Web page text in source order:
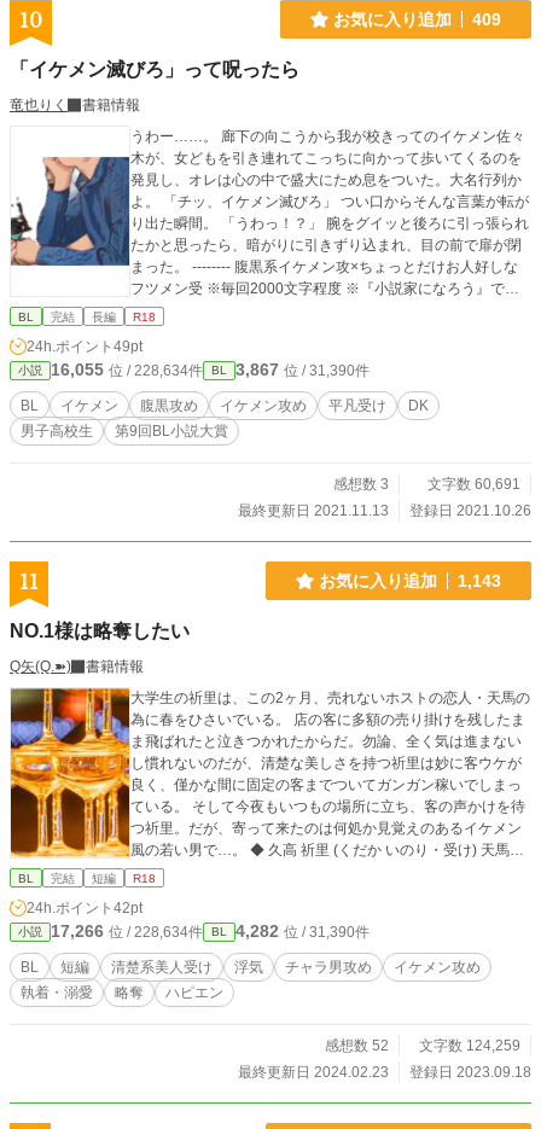
つも優しく香菜を励ますお姉さん的存在。 志村 速
人・・・・相田と同期の『wreath』営業。昔から香菜の事好
かなり嫌われている。 秋葉 大河・・・・『wreath』men's
本店の副店長。宮本を兄のように慕い香菜の事も本当の姉の
いたしますが、ネタバレになってしまう為ここまで♡ 最後ま
でどうぞよろしくお願いいたします。
10 お気に入り追加 409
「イケメン滅びろ」って呪ったら
竜也りく
書籍情報
うわー……。 廊下の向こうから我が校きってのイケメン佐々
木が、女どもを引き連れてこっちに向かって歩いてくるのを
発見し、オレは心の中で盛大にため息をついた。大名行列か
よ。 「チッ、イケメン滅びろ」 つい口からそんな言葉が転が
り出た瞬間。 「うわっ！？」 腕をグイッと後ろに引っ張られ
たかと思ったら、暗がりに引きずり込まれ、目の前で扉が閉
まった。 -------- 腹黒系イケメン攻×ちょっとだけお人好しな
フツメン受 ※毎回2000文字程度 ※『小説家になろう』でも
掲載しています
BL 完結 長編 R18
24h.ポイント 49pt
小説 16,055 位 / 228,634件 BL 3,867 位 / 31,390件
BL イケメン 腹黒攻め イケメン攻め 平凡受け
DK
男子高校生
第9回BL小説大賞
感想数 3
文字数 60,691
最終更新日 2021.11.13
登録日 2021.10.26
11 お気に入り追加 1,143
NO.1様は略奪したい
Q矢(Q.➽)
書籍情報
大学生の祈里は、この2ヶ月、売れないホストの恋人・天馬の
為に春をひさいでいる。 店の客に多額の売り掛けを残したま
ま飛ばれたと泣きつかれたからだ。勿論、全く気は進まない
し慣れないのだが、清楚な美しさを持つ祈里は妙に客ウケが
良く、僅かな間に固定の客までついてガンガン稼いでしまっ
ている。 そして今夜もいつもの場所に立ち、客の声かけを待
つ祈里。だが、寄って来たのは何処か見覚えのあるイケメン
風の若い男で…。 ◆ 久高 祈里 (くだか いのり・受け) 天馬の
為に嫌々頑張ってたけど最近限界。 ◆ 天馬 (祈里以外の視点
ないなら辞めたら良いのに。 ◆ 三須 麗都 (みす れいと・攻
め) 天馬の勤務するホストクラブのNO.1様。 目線ひとつでめ
ちゃくちゃ売り上げるし甲斐性ありあり執着心もありあり。
※ゆっくり更新です ※up後に色々訂正する事があります ※あ
くまでフィクションですので、あの方々のシ〇ギについても
BL 完結 短編 R18
24h.ポイント 42pt
小説 17,266 位 / 228,634件 BL 4,282 位 / 31,390件
BL 短編 清楚系美人受け 浮気 チャラ男攻め
イケメン攻め
執着・溺愛
略奪 ハピエン
感想数 52
文字数 124,259
最終更新日 2024.02.23
登録日 2023.09.18